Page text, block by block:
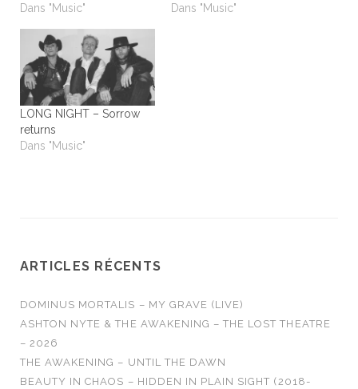
Dans "Music"
Dans "Music"
LONG NIGHT – Sorrow
returns
Dans "Music"
ARTICLES RÉCENTS
DOMINUS MORTALIS – MY GRAVE (LIVE)
ASHTON NYTE & THE AWAKENING – THE LOST THEATRE
– 2026
THE AWAKENING – UNTIL THE DAWN
BEAUTY IN CHAOS – HIDDEN IN PLAIN SIGHT (2018-